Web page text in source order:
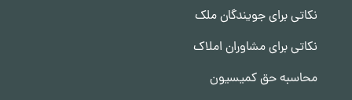
نکاتی برای جویندگان ملک
نکاتی برای مشاوران املاک
محاسبه حق کمیسیون